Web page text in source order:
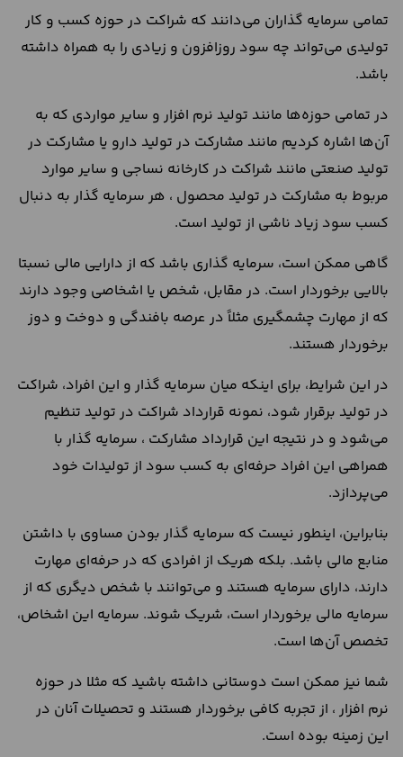
تمامی سرمایه گذاران می‌دانند که شراکت در حوزه کسب و کار
تولیدی می‌تواند چه سود روز‌افزون و زیادی را به همراه داشته
باشد.
در تمامی حوزه‌ها مانند تولید نرم افزار و سایر مواردی که به
آن‌ها اشاره کردیم مانند مشارکت در تولید دارو یا مشارکت در
تولید صنعتی مانند شراکت در کارخانه نساجی و سایر موارد
مربوط به مشارکت در تولید محصول ، هر سرمایه گذار به دنبال
کسب سود زیاد ناشی از تولید است.
گاهی ممکن است، سرمایه گذاری باشد که از دارایی مالی نسبتا
بالایی برخوردار است. در مقابل، شخص یا اشخاصی وجود دارند
که از مهارت چشمگیری مثلاً در عرصه بافندگی و دوخت‌ و دوز
برخوردار هستند.
در این شرایط، برای اینکه میان سرمایه گذار و این افراد، شراکت
در تولید برقرار شود، نمونه قرارداد شراکت در تولید تنظیم
می‌شود و در نتیجه این قرارداد مشارکت ، سرمایه گذار با
همراهی این افراد حرفه‌ای به کسب سود از تولیدات خود
می‌پردازد.
بنابراین، اینطور نیست که سرمایه گذار بودن مساوی با داشتن
منابع مالی باشد. بلکه هریک از افرادی که در حرفه‌ای مهارت
دارند، دارای سرمایه هستند و می‌توانند با شخص دیگری که از
سرمایه مالی برخوردار است، شریک شوند. سرمایه این اشخاص،
تخصص آن‌ها است.
شما نیز ممکن است دوستانی داشته باشید که مثلا در حوزه
نرم افزار ، از تجربه کافی برخوردار هستند و تحصیلات آنان در
این زمینه بوده است.